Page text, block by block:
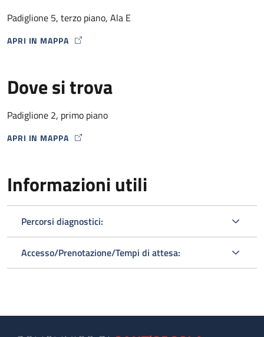
Padiglione 5, terzo piano, Ala E
APRI IN MAPPA
MAP ICON
Dove si trova
Padiglione 2, primo piano
APRI IN MAPPA
MAP ICON
Informazioni utili
Percorsi diagnostici:
Accesso/Prenotazione/Tempi di attesa: